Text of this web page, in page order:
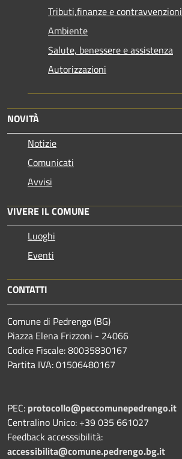
Tributi,finanze e contravvenzioni
Ambiente
Salute, benessere e assistenza
Autorizzazioni
NOVITÀ
Notizie
Comunicati
Avvisi
VIVERE IL COMUNE
Luoghi
Eventi
CONTATTI
Comune di Pedrengo (BG)
Piazza Elena Frizzoni - 24066
Codice Fiscale: 80035830167
Partita IVA: 01506480167
PEC: protocollo@peccomunepedrengo.it
Centralino Unico: +39 035 661027
Feedback accesssibilità:
accessibilita@comune.pedrengo.bg.it